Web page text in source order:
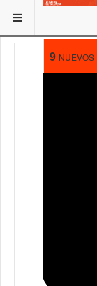
9 NUEVOS
ESTÁ AQUÍ: